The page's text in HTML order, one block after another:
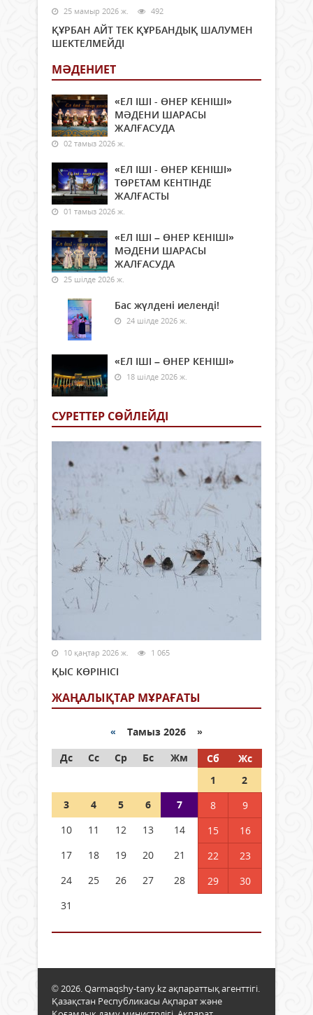
25 мамыр 2026 ж. 492
ҚҰРБАН АЙТ ТЕК ҚҰРБАНДЫҚ ШАЛУМЕН
ШЕКТЕЛМЕЙДІ
МӘДЕНИЕТ
«ЕЛ ІШІ - ӨНЕР КЕНІШІ»
МӘДЕНИ ШАРАСЫ
ЖАЛҒАСУДА
02 тамыз 2026 ж.
«ЕЛ ІШІ - ӨНЕР КЕНІШІ»
ТӨРЕТАМ КЕНТІНДЕ
ЖАЛҒАСТЫ
01 тамыз 2026 ж.
«ЕЛ ІШІ – ӨНЕР КЕНІШІ»
МӘДЕНИ ШАРАСЫ
ЖАЛҒАСУДА
25 шілде 2026 ж.
Бас жүлдені иеленді!
24 шілде 2026 ж.
«ЕЛ ІШІ – ӨНЕР КЕНІШІ»
18 шілде 2026 ж.
СУРЕТТЕР СӨЙЛЕЙДI
10 қаңтар 2026 ж. 1 065
ҚЫС КӨРІНІСІ
ЖАҢАЛЫҚТАР МҰРАҒАТЫ
« Тамыз 2026 »
Дс
Сс Ср Бс Жм Сб
Жс
1
2
3
4 5 6 7 8
9
10
11 12 13 14 15
16
17
18 19 20 21 22
23
24
25 26 27 28 29
30
31
© 2026. Qarmaqshy-tany.kz ақпараттық агенттігі.
Қазақстан Республикасы Ақпарат және